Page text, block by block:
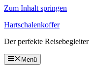
Zum Inhalt springen
Hartschalenkoffer
Der perfekte Reisebegleiter
Menü